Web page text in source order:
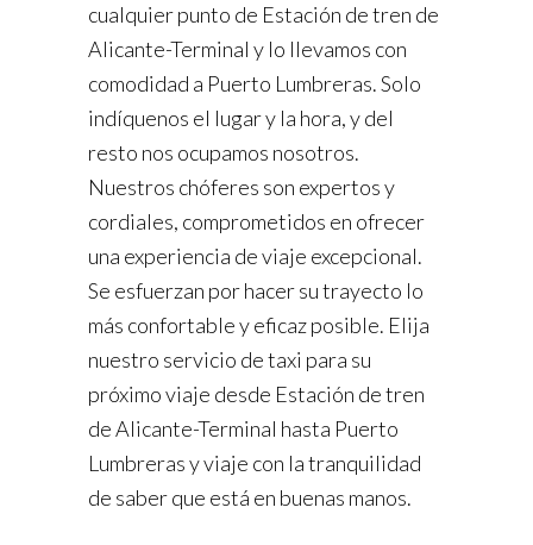
cualquier punto de Estación de tren de
Alicante-Terminal y lo llevamos con
comodidad a Puerto Lumbreras. Solo
indíquenos el lugar y la hora, y del
resto nos ocupamos nosotros.
Nuestros chóferes son expertos y
cordiales, comprometidos en ofrecer
una experiencia de viaje excepcional.
Se esfuerzan por hacer su trayecto lo
más confortable y eficaz posible. Elija
nuestro servicio de taxi para su
próximo viaje desde Estación de tren
de Alicante-Terminal hasta Puerto
Lumbreras y viaje con la tranquilidad
de saber que está en buenas manos.